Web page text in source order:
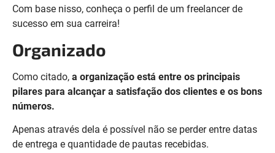
Com base nisso, conheça o perfil de um freelancer de
sucesso em sua carreira!
Organizado
Como citado, a organização está entre os principais
pilares para alcançar a satisfação dos clientes e os bons
números.
Apenas através dela é possível não se perder entre datas
de entrega e quantidade de pautas recebidas.